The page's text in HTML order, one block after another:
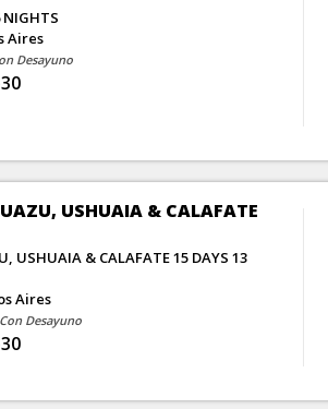
NIGHTS
Aires
Desayuno
USHUAIA & CALAFATE
USHUAIA & CALAFATE 15 DAYS 13
Aires
Con Desayuno